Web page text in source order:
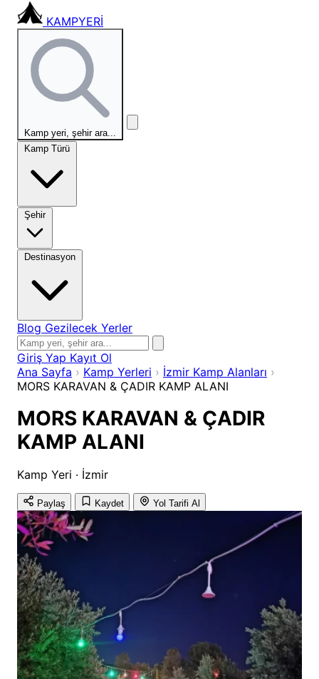
KAMPYERİ
Kamp yeri, şehir ara...
Kamp Türü
Şehir
Destinasyon
Blog Gezilecek Yerler
Giriş Yap Kayıt Ol
Ana Sayfa › Kamp Yerleri › İzmir Kamp Alanları ›
MORS KARAVAN & ÇADIR KAMP ALANI
MORS KARAVAN & ÇADIR
KAMP ALANI
Kamp Yeri · İzmir
Paylaş Kaydet Yol Tarifi Al